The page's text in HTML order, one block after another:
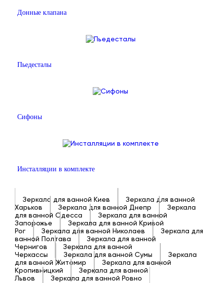
Донные клапана
Пьедесталы
Сифоны
Инсталляции в комплекте
Зеркала для ванной Киев
Зеркала для ванной
Харьков
Зеркала для ванной Днепр
Зеркала
для ванной Одесса
Зеркала для ванной
Запорожье
Зеркала для ванной Кривой
Рог
Зеркала для ванной Николаев
Зеркала для
ванной Полтава
Зеркала для ванной
Чернигов
Зеркала для ванной
Черкассы
Зеркала для ванной Сумы
Зеркала
для ванной Житомир
Зеркала для ванной
Кропивницкий
Зеркала для ванной
Львов
Зеркала для ванной Ровно